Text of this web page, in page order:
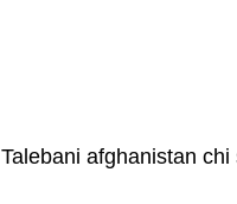
Talebani afghanistan chi